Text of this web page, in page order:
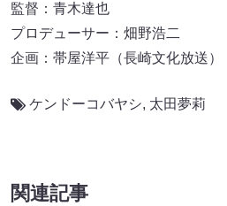
監督：青木達也
プロデューサー：畑野浩二
企画：帯屋洋平（長崎文化放送）
ケンドーコバヤシ, 太田夢莉
関連記事